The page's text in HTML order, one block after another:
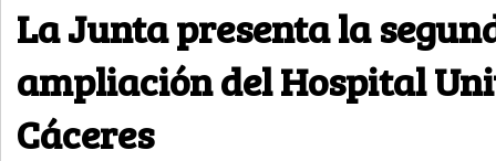
La Junta presenta la
ampliación del Hospital
Cáceres